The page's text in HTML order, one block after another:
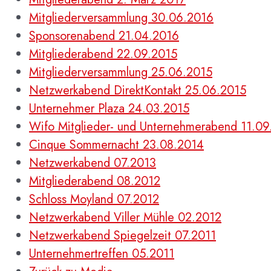
Mitgliederversammlung 30.06.2016
Sponsorenabend 21.04.2016
Mitgliederabend 22.09.2015
Mitgliederversammlung 25.06.2015
Netzwerkabend DirektKontakt 25.06.2015
Unternehmer Plaza 24.03.2015
Wifo Mitglieder- und Unternehmerabend
Cinque Sommernacht 23.08.2014
Netzwerkabend 07.2013
Mitgliederabend 08.2012
Schloss Moyland 07.2012
Netzwerkabend Viller Mühle 02.2012
Netzwerkabend Spiegelzeit 07.2011
Unternehmertreffen 05.2011